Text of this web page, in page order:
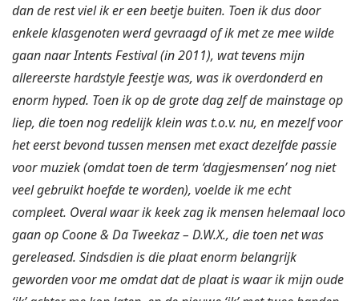
dan de rest viel ik er een beetje buiten. Toen ik dus door
enkele klasgenoten werd gevraagd of ik met ze mee wilde
gaan naar Intents Festival (in 2011), wat tevens mijn
allereerste hardstyle feestje was, was ik overdonderd en
enorm hyped. Toen ik op de grote dag zelf de mainstage op
liep, die toen nog redelijk klein was t.o.v. nu, en mezelf voor
het eerst bevond tussen mensen met exact dezelfde passie
voor muziek (omdat toen de term ‘dagjesmensen’ nog niet
veel gebruikt hoefde te worden), voelde ik me echt
compleet. Overal waar ik keek zag ik mensen helemaal loco
gaan op Coone & Da Tweekaz – D.W.X., die toen net was
gereleased. Sindsdien is die plaat enorm belangrijk
geworden voor me omdat dat de plaat is waar ik mijn oude